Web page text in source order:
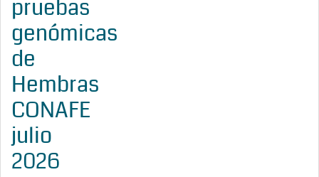
pruebas
genómicas
de
Hembras
CONAFE
julio
2026